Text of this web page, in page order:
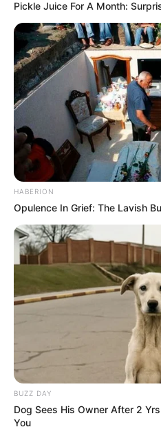
jeu spéculatif donc risqué…
4 EPSOM
Prono soft analyse
jour en 5 chevaux
16 EMERAUDE DE BAIS
14 HORSY DREAM
11 GASPAR D’ANGIS
5 GAMAY DE L’ITON
2 DESIDERIO D’ESI
Partagez sur les
Le prono spéculatif
cinq chevaux
11 GASPAR D’ANGIS
16 EMERAUDE DE BAIS
4 EPSOM D’HERFRAIE
10 USAIN TOLL
12 ERIC THE EEL
Pickle Juice For A Month:
HABERION
Opulence In Grief: The Lavish
BUZZ DAY
Dog Sees His Owner After 2
You